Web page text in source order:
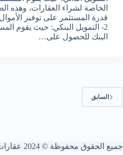
الخاصة لشراء العقارات، وهذه
قدرة المستثمر على توفير
2- التمويل البنكي: حيث يقوم
البنك للحصول على…
السابق
جميع الحقوق محفوظة © 2024 عقارات رائد وإيمان